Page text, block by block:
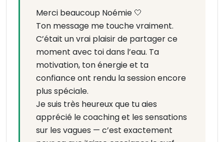
Merci beaucoup Noémie 🤍
Ton message me touche vraiment.
C’était un vrai plaisir de partager ce
moment avec toi dans l’eau. Ta
motivation, ton énergie et ta
confiance ont rendu la session encore
plus spéciale.
Je suis très heureux que tu aies
apprécié le coaching et les sensations
sur les vagues — c’est exactement